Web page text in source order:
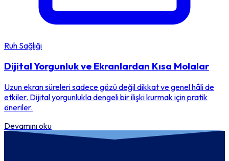
Ruh Sağlığı
Dijital Yorgunluk ve Ekranlardan Kısa Molalar
Uzun ekran süreleri sadece gözü değil dikkat ve genel hâli de
etkiler. Dijital yorgunlukla dengeli bir ilişki kurmak için pratik
öneriler.
Devamını oku